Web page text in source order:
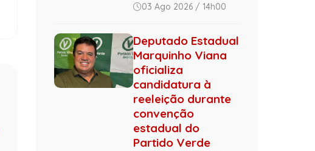
03 Ago 2026 / 14h00
Deputado Estadual
Marquinho Viana
oficializa
candidatura à
reeleição durante
convenção
estadual do
Partido Verde